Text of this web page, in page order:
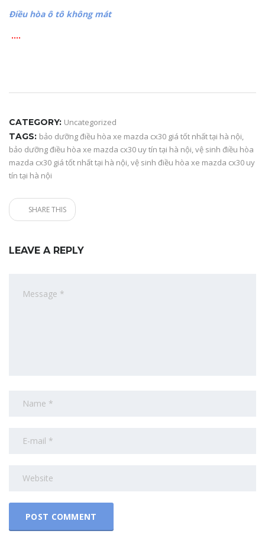
Điều hòa ô tô không mát
….
CATEGORY: Uncategorized
TAGS: bảo dưỡng điều hòa xe mazda cx30 giá tốt nhất tại hà nội,
bảo dưỡng điều hòa xe mazda cx30 uy tín tại hà nội,vệ sinh điều hòa
mazda cx30 giá tốt nhất tại hà nội,vệ sinh điều hòa xe mazda cx30 uy
tín tại hà nội
SHARE THIS
LEAVE A REPLY